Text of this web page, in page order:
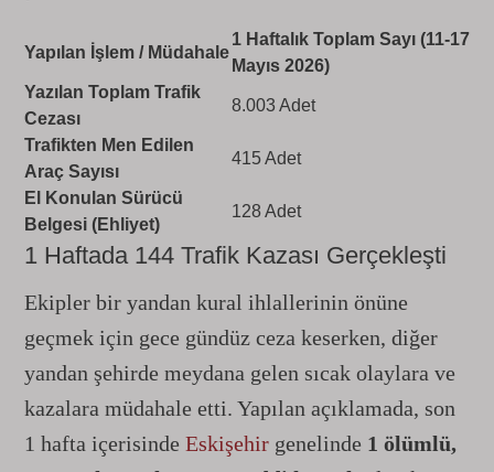
Yapılan İşlem / Müdahale
1 Haftalık Toplam Sayı (11-17
Mayıs 2026)
Yazılan Toplam Trafik
Cezası
8.003 Adet
Trafikten Men Edilen
Araç Sayısı
415 Adet
El Konulan Sürücü
Belgesi (Ehliyet)
128 Adet
1 Haftada 144 Trafik Kazası Gerçekleşti
Ekipler bir yandan kural ihlallerinin önüne
geçmek için gece gündüz ceza keserken, diğer
yandan şehirde meydana gelen sıcak olaylara ve
kazalara müdahale etti. Yapılan açıklamada, son
1 hafta içerisinde Eskişehir genelinde 1 ölümlü,